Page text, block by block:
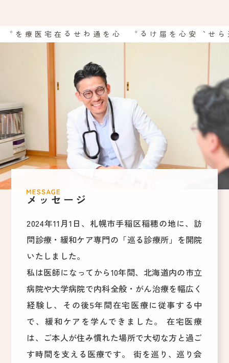
メッセージ
2024年11月1日、札幌市手稲区稲穂の地に、訪
問診療・緩和ケア専門の「巡る診療所」を開院
いたしました。
私は医師になってから10年間、北海道内の市立
病院や大学病院で内科全般・がん治療を幅広く
経験し、その後5年間在宅医療に従事する中
で、緩和ケアを学んできました。 在宅医療
は、ご本人が住み慣れた場所で大切な方と過ご
す時間を支える医療です。 街を巡り、巡り会
心を通わせる在宅医療を。 想いを巡らせ、安心を届ける。